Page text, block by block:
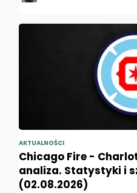
AKTUALNOŚCI
Chicago Fire -
analiza. Statystyki i
(02.08.2026)